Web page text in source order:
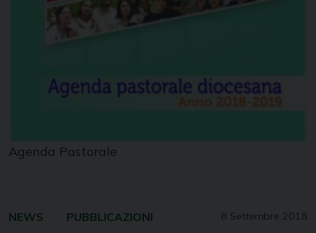
Agenda Pastorale
8 Settembre 2018
NEWS PUBBLICAZIONI